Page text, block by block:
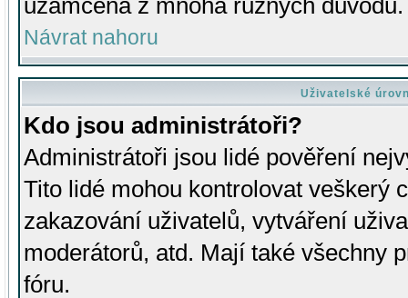
uzamčena z mnoha různých důvodů.
Návrat nahoru
Uživatelské
Kdo jsou administrátoři?
Administrátoři jsou lidé pověření
Tito lidé mohou kontrolovat veškerý
zakazování uživatelů, vytváření
moderátorů, atd. Mají také všechny
fóru.